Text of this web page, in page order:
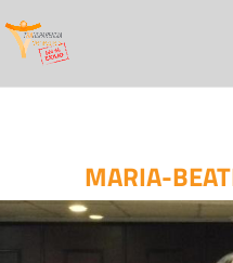
MARIA-